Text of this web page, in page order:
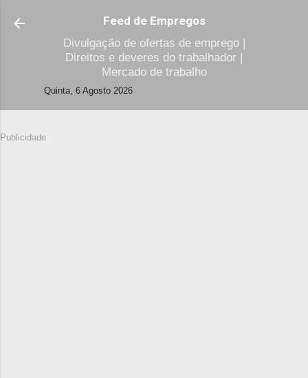
Avançar para o conteúdo principal
Feed de Empregos
Divulgação de ofertas de emprego |
Direitos e deveres do trabalhador |
Mercado de trabalho
Quinta, 6 Agosto 2026
Publicidade